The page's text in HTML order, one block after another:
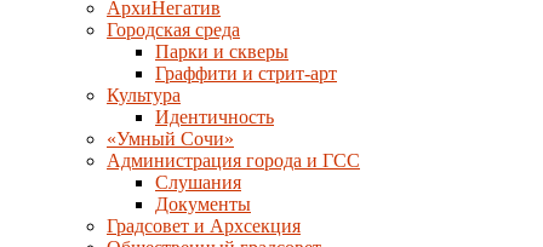
АрхиНегатив
Городская среда
Парки и скверы
Граффити и стрит-арт
Культура
Идентичность
«Умный Сочи»
Администрация города и ГСС
Слушания
Документы
Градсовет и Архсекция